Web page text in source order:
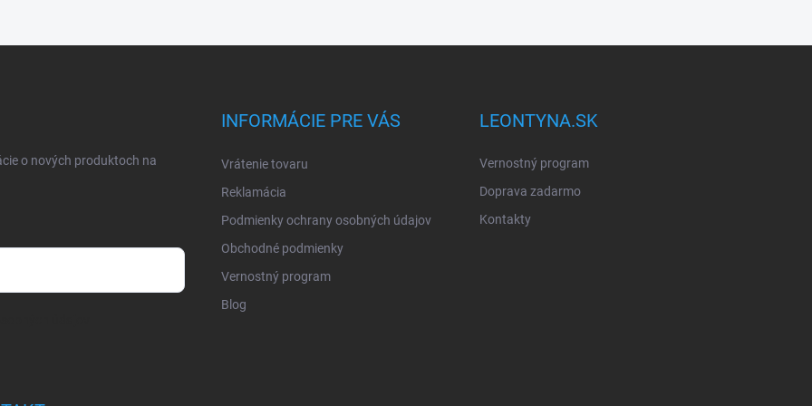
o nových produktoch na
INFORMÁCIE PRE VÁS
Vrátenie tovaru
Reklamácia
Podmienky ochrany osobných údajov
Obchodné podmienky
Vernostný program
Blog
LEONTYNA.SK
Vernostný program
Doprava zadarmo
Kontakty